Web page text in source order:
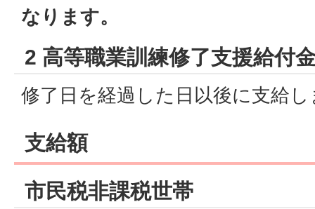
なります。
2 高等職業訓練修了支援給付
修了日を経過した日以後に支給
支給額
市民税非課税世帯